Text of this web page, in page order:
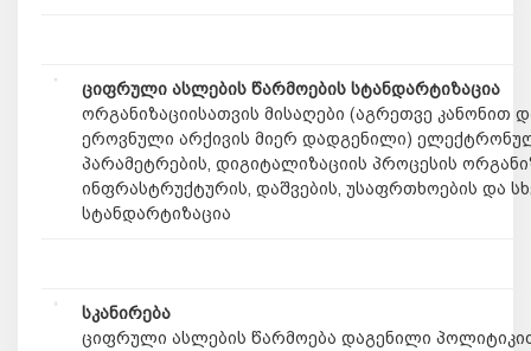
ციფრული ასლების წარმოების სტანდარტიზაცია
ორგანიზაციისათვის მისაღები (აგრეთვე კანონით
ეროვნული არქივის მიერ დადგენილი)
პარამეტრების, დიგიტალიზაციის პროცესის
ინფრასტრუქტურის, დაშვების, უსაფრთხოების და
სტანდარტიზაცია
სკანირება
ციფრული ასლების წარმოება დაგენილი